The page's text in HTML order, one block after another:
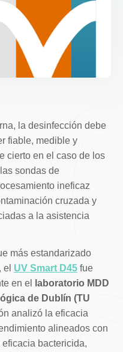
la desinfección debe
fiable, medible y
cierto en el caso de los
sondas de
ineficaz
cruzada y
a la asistencia
más estandarizado
el UV Smart D45fue
en el
laboratorio MDD
de Dublín (TU
analizó la eficacia
alineados con
bactericida,